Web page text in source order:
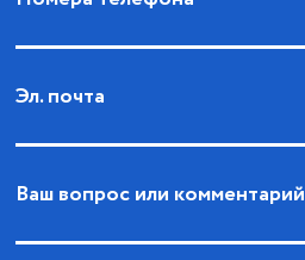
Эл. почта
Ваш вопрос или комментарий